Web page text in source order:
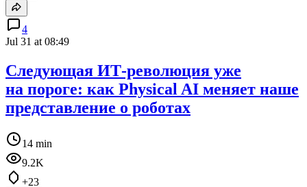
4
Jul 31 at 08:49
Следующая ИТ‑революция уже
на пороге: как Physical AI меняет наше
представление о роботах
14 min
9.2K
+23